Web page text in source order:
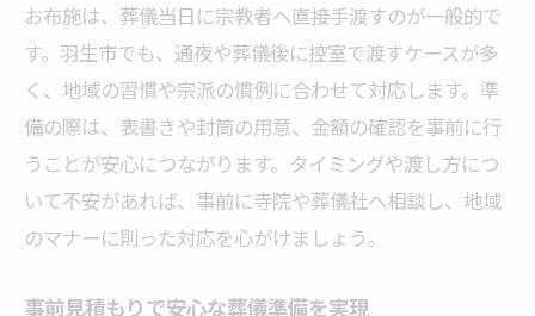
お布施は、葬儀当日に宗教者へ直接手渡すのが一般的で
す。羽生市でも、通夜や葬儀後に控室で渡すケースが多
く、地域の習慣や宗派の慣例に合わせて対応します。準
備の際は、表書きや封筒の用意、金額の確認を事前に行
うことが安心につながります。タイミングや渡し方につ
いて不安があれば、事前に寺院や葬儀社へ相談し、地域
のマナーに則った対応を心がけましょう。
事前見積もりで安心な葬儀準備を実現